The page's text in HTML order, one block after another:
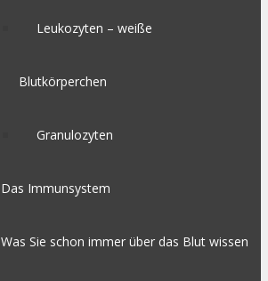
Leukozyten – weiße
Blutkörperchen
Granulozyten
Das Immunsystem
Was Sie schon immer über das Blut wissen